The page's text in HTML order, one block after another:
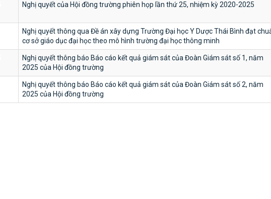
Nghị quyết của Hội đồng trường phiên họp lần thứ 25, nhiệm kỳ 2020-2025
Nghị quyết thông qua Đề án xây dựng Trường Đại học Y Dược Thái Bình đạt
cơ sở giáo dục đại học theo mô hình trường đại học thông minh
Nghị quyết thông báo Báo cáo kết quả giám sát của Đoàn Giám sát số 1, năm
2025 của Hội đồng trường
Nghị quyết thông báo Báo cáo kết quả giám sát của Đoàn Giám sát số 2, năm
2025 của Hội đồng trường